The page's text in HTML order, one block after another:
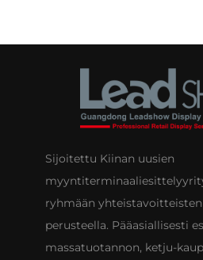
Sijoitettu Kiinan uusien
ryhmään
perusteella. Pääasiallisesti
massatuotannon, ketju-